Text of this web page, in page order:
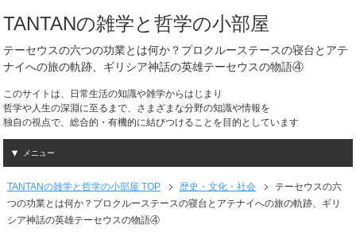
TANTANの雑学と哲学の小部屋
テーセウスの六つの功業とは何か？プロクルーステースの寝台とアテ
ナイへの旅の軌跡、ギリシア神話の英雄テーセウスの物語④
このサイトは、日常生活の知識や雑学からはじまり
哲学や人生の深淵に至るまで、さまざまな分野の知識や情報を
独自の視点で、総合的・有機的に結びつけることを目的としています
メニュー
TANTANの雑学と哲学の小部屋 TOP 歴史・文化・社会
テーセウスの六
つの功業とは何か？プロクルーステースの寝台とアテナイへの旅の軌跡、ギリ
シア神話の英雄テーセウスの物語④